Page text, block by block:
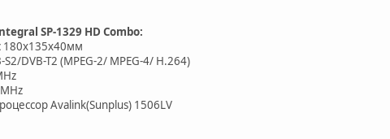
SP-1329 HD Combo:
180x135x40мм
DVB-T2 (MPEG-2/ MPEG-4/ H.264)
Avalink(Sunplus) 1506LV